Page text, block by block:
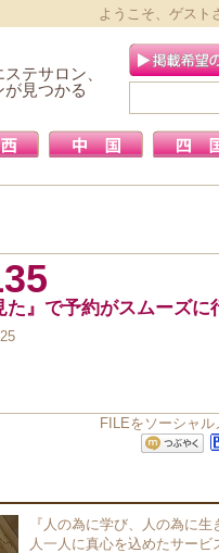
ようこそ、ゲス
テサロン、
見つかる
た』で予約がスムーズに
FILEをソーシャ
『人の為に学び、人の為に
人一人に真心を込めたサー